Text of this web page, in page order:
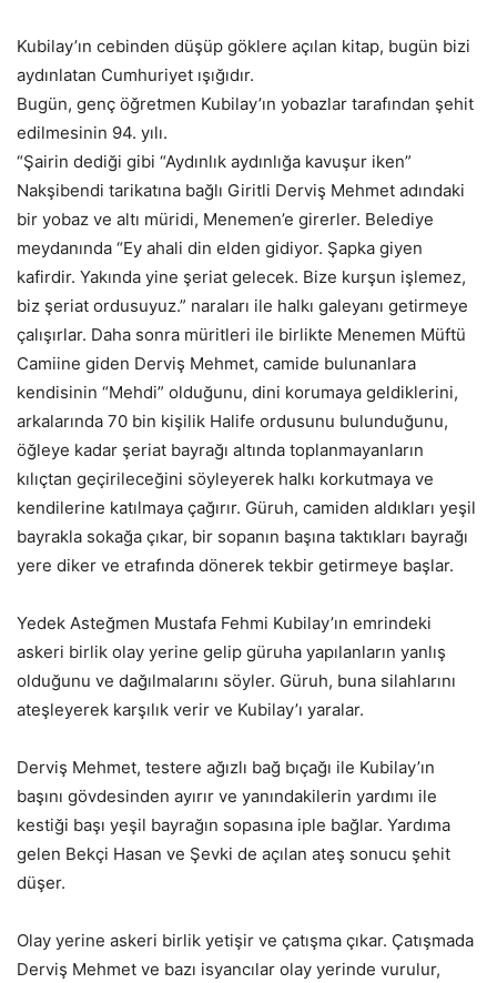
Kubilay’ın cebinden düşüp göklere açılan kitap, bugün bizi
aydınlatan Cumhuriyet ışığıdır.
Bugün, genç öğretmen Kubilay’ın yobazlar tarafından şehit
edilmesinin 94. yılı.
“Şairin dediği gibi “Aydınlık aydınlığa kavuşur iken”
Nakşibendi tarikatına bağlı Giritli Derviş Mehmet adındaki
bir yobaz ve altı müridi, Menemen’e girerler. Belediye
meydanında “Ey ahali din elden gidiyor. Şapka giyen
kafirdir. Yakında yine şeriat gelecek. Bize kurşun işlemez,
biz şeriat ordusuyuz.” naraları ile halkı galeyanı getirmeye
çalışırlar. Daha sonra müritleri ile birlikte Menemen Müftü
Camiine giden Derviş Mehmet, camide bulunanlara
kendisinin “Mehdi” olduğunu, dini korumaya geldiklerini,
arkalarında 70 bin kişilik Halife ordusunu bulunduğunu,
öğleye kadar şeriat bayrağı altında toplanmayanların
kılıçtan geçirileceğini söyleyerek halkı korkutmaya ve
kendilerine katılmaya çağırır. Güruh, camiden aldıkları yeşil
bayrakla sokağa çıkar, bir sopanın başına taktıkları bayrağı
yere diker ve etrafında dönerek tekbir getirmeye başlar.
Yedek Asteğmen Mustafa Fehmi Kubilay’ın emrindeki
askeri birlik olay yerine gelip güruha yapılanların yanlış
olduğunu ve dağılmalarını söyler. Güruh, buna silahlarını
ateşleyerek karşılık verir ve Kubilay’ı yaralar.
Derviş Mehmet, testere ağızlı bağ bıçağı ile Kubilay’ın
başını gövdesinden ayırır ve yanındakilerin yardımı ile
kestiği başı yeşil bayrağın sopasına iple bağlar. Yardıma
gelen Bekçi Hasan ve Şevki de açılan ateş sonucu şehit
düşer.
Olay yerine askeri birlik yetişir ve çatışma çıkar. Çatışmada
Derviş Mehmet ve bazı isyancılar olay yerinde vurulur,